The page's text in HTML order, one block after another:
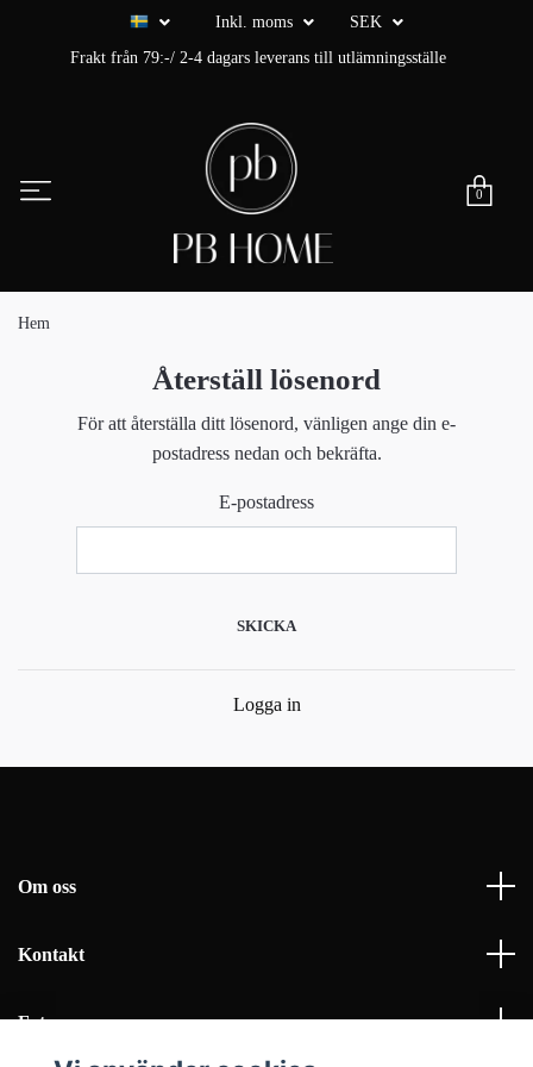
Inkl. moms
SEK
Frakt från 79:-/ 2-4 dagars leverans till utlämningsställe
0
Hem
Återställ lösenord
För att återställa ditt lösenord, vänligen ange din e-
postadress nedan och bekräfta.
E-postadress
Logga in
Om oss
Kontakt
Fotmeny